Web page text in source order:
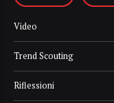
Video
Trend Scouting
Riflessioni